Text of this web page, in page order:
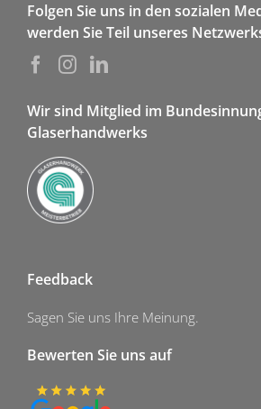
Folgen Sie uns in den sozialen
werden Sie Teil unseres
Wir sind Mitglied im
Glaserhandwerks
Feedback
Sagen Sie uns Ihre Meinung.
Bewerten Sie uns auf